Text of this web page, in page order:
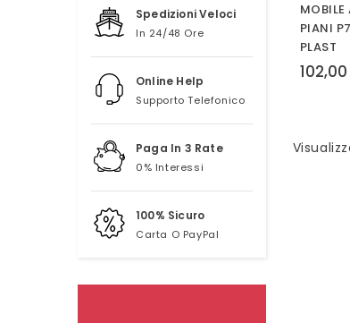
Spedizioni Veloci
In 24/48 Ore
Online Help
Supporto Telefonico
Paga In 3 Rate
0% Interessi
100% Sicuro
Carta O PayPal
PIANI
PLAST